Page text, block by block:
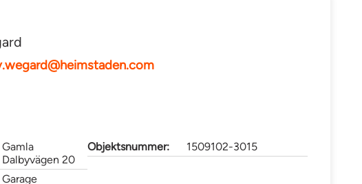
Gamla
Dalbyvägen 20
Garage
Objektsnummer: 1509102-3015